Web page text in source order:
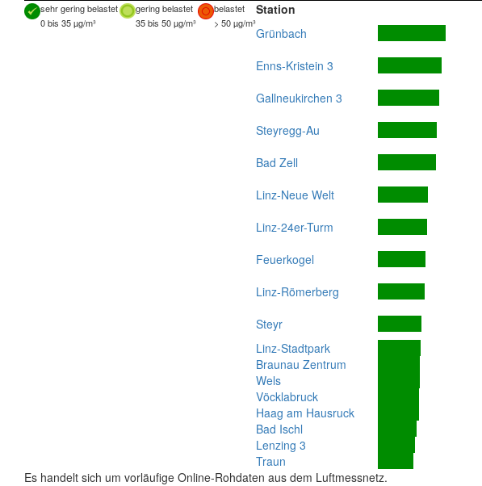
sehr gering belastet gering belastet
belastet
0 bis 35 µg/m³
35 bis 50 µg/m³ > 50 µg/m³
Station
Grünbach
Enns-Kristein 3
Gallneukirchen 3
Steyregg-Au
Bad Zell
Linz-Neue Welt
Linz-24er-Turm
Feuerkogel
Linz-Römerberg
Steyr
Linz-Stadtpark
Braunau Zentrum
Wels
Vöcklabruck
Haag am Hausruck
Bad Ischl
Lenzing 3
Traun
Es handelt sich um vorläufige Online-Rohdaten aus dem Luftmessnetz.